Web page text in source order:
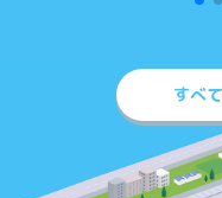
すべ